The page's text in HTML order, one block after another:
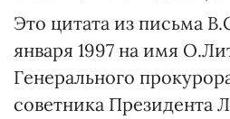
Это цитата из письма
января 1997 на имя
Генерального
советника Президента